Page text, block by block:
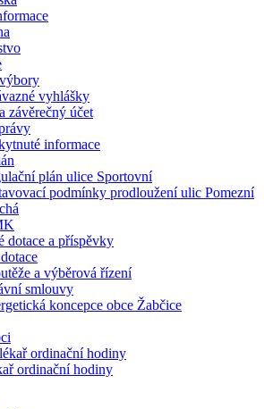
vyhlášky
závěrečný účet
informace
plán ulice Sportovní
podmínky prodloužení ulic Pomezní
dotace a příspěvky
a výběrová řízení
smlouvy
koncepce obce Žabčice
ordinační hodiny
ordinační hodiny